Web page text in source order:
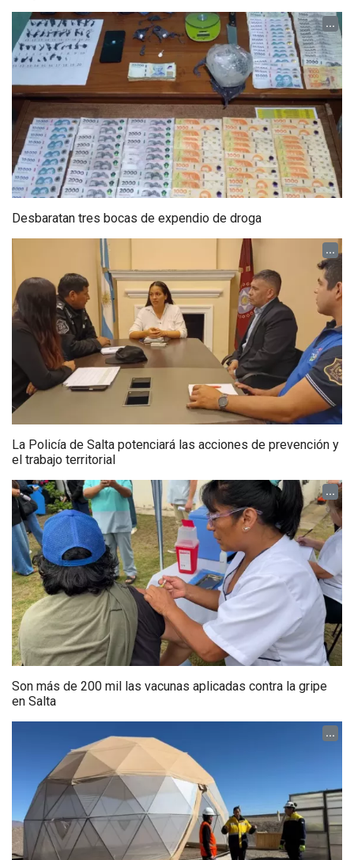
...
Desbaratan tres bocas de expendio de droga
...
La Policía de Salta potenciará las acciones de prevención y
el trabajo territorial
...
Son más de 200 mil las vacunas aplicadas contra la gripe
en Salta
...